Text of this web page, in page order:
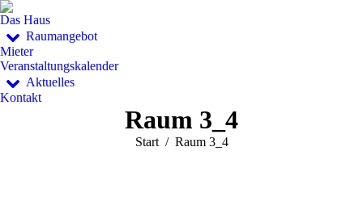
Das Haus
Raumangebot
Mieter
Veranstaltungskalender
Aktuelles
Kontakt
Raum 3_4
Sie befinden sich hier:
Start Raum 3_4